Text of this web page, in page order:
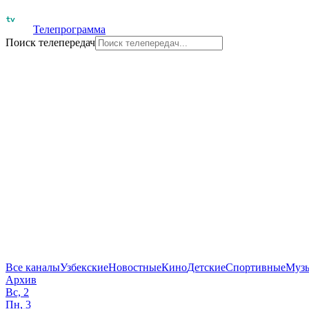
Телепрограмма
Поиск телепередач
Все каналыУзбекскиеНовостныеКиноДетскиеСпортивные
Архив
Вс, 2
Пн, 3